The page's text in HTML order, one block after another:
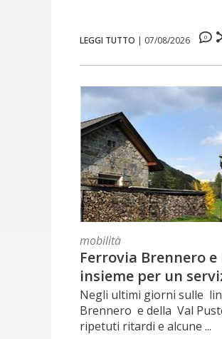
LEGGI TUTTO | 07/08/2026 0
mobilità
Ferrovia Brennero e
insieme per un
affidabile
Negli ultimi giorni sulle
Brennero e della Val
ripetuti ritardi e alcune ...